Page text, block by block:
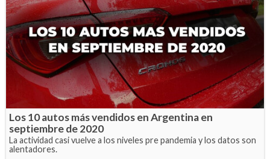
Los 10 autos más vendidos en Argentina en
septiembre de 2020
La actividad casi vuelve a los niveles pre pandemia y los datos son
alentadores.